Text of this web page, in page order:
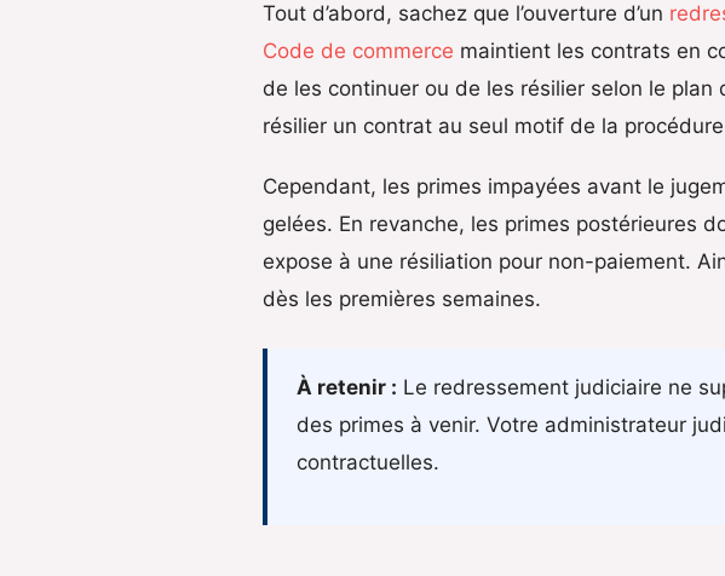
Tout d’abord, sachez que l’ouverture d’un
Code de commerce maintient les contrats en
de les continuer ou de les résilier selon le
résilier un contrat au seul motif de la
Cependant, les primes impayées avant le
gelées. En revanche, les primes postérieures
expose à une résiliation pour non-paiement.
dès les premières semaines.
À retenir : Le redressement judiciaire ne
des primes à venir. Votre administrateur
contractuelles.